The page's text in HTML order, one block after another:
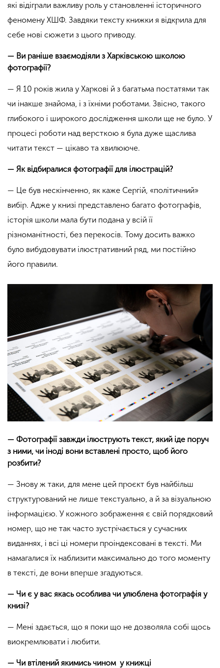
які відіграли важливу роль у становленні історичного
феномену ХШФ. Завдяки тексту книжки я відкрила для
себе нові сюжети з цього приводу.
— Ви раніше взаємодіяли з Харківською школою
фотографії?
— Я 10 років жила у Харкові й з багатьма постатями так
чи інакше знайома, і з їхніми роботами. Звісно, такого
глибокого і широкого дослідження школи ще не було. У
процесі роботи над версткою я була дуже щаслива
читати текст — цікаво та хвилююче.
— Як відбиралися фотографії для ілюстрацій?
— Це був нескінченно, як каже Сергій, «політичний»
вибір. Адже у книзі представлено багато фотографів,
історія школи мала бути подана у всій її
різноманітності, без перекосів. Тому досить важко
було вибудовувати ілюстративний ряд, ми постійно
його правили.
— Фотографії завжди ілюструють текст, який іде поруч
з ними, чи іноді вони вставлені просто, щоб його
розбити?
— Знову ж таки, для мене цей проєкт був найбільш
структурований не лише текстуально, а й за візуальною
інформацією. У кожного зображення є свій порядковий
номер, що не так часто зустрічається у сучасних
виданнях, і всі ці номери проіндексовані в тексті. Ми
намагалися їх наблизити максимально до того моменту
в тексті, де вони вперше згадуються.
— Чи є у вас якась особлива чи улюблена фотографія у
книзі?
— Мені здається, що я поки що не дозволяла собі щось
виокремлювати і любити.
— Чи втілений якимись чином у книжці